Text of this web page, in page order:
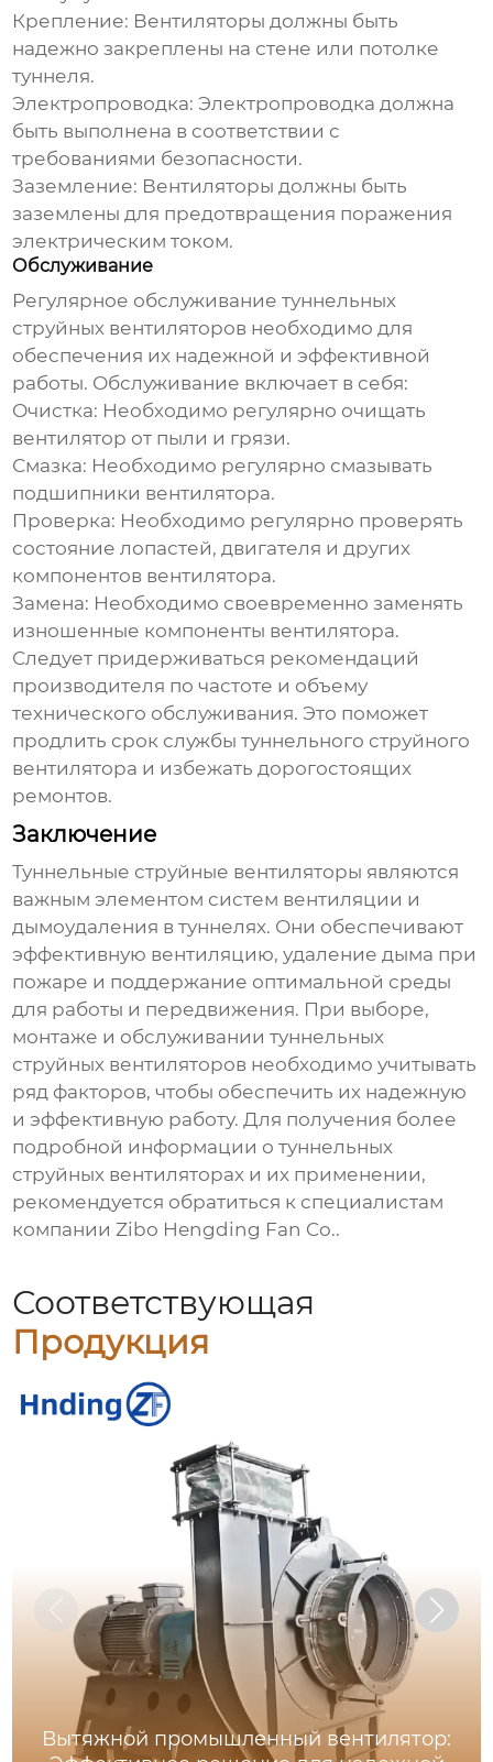
Крепление: Вентиляторы должны быть
надежно закреплены на стене или потолке
туннеля.
Электропроводка: Электропроводка должна
быть выполнена в соответствии с
требованиями безопасности.
Заземление: Вентиляторы должны быть
заземлены для предотвращения поражения
электрическим током.
Обслуживание
Регулярное обслуживаниетуннельных
струйных вентиляторов необходимо для
обеспечения их надежной и эффективной
работы. Обслуживание включает в себя:
Очистка: Необходимо регулярно очищать
вентилятор от пыли и грязи.
Смазка: Необходимо регулярно смазывать
подшипники вентилятора.
Проверка: Необходимо регулярно проверять
состояние лопастей, двигателя и других
компонентов вентилятора.
Замена: Необходимо своевременно заменять
изношенные компоненты вентилятора.
Следует придерживаться рекомендаций
производителя по частоте и объему
технического обслуживания. Это поможет
продлить срок службытуннельного струйного
вентилятора и избежать дорогостоящих
ремонтов.
Заключение
Туннельные струйные вентиляторы являются
важным элементом систем вентиляции и
дымоудаления в туннелях. Они обеспечивают
эффективную вентиляцию, удаление дыма при
пожаре и поддержание оптимальной среды
для работы и передвижения. При выборе,
монтаже и обслуживаниитуннельных
струйных вентиляторов необходимо учитывать
ряд факторов, чтобы обеспечить их надежную
и эффективную работу. Для получения более
подробной информации отуннельных
струйных вентиляторах и их применении,
рекомендуется обратиться к специалистам
компанииZibo Hengding Fan Co..
Соответствующая
Продукция
Вытяжной промышленный вентилятор: